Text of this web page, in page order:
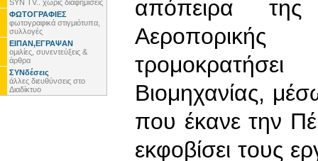
SYN TV.. χωρίς διαφημίσεις
ΦΩΤΟΓΡΑΦΙΕΣ
φωτογραφικά στιγμιότυπα,
συλλογές
ΕΙΠΑΝ,ΕΓΡΑΨΑΝ
ομιλίες, συνεντεύξεις &
άρθρα
ΣΥΝδέσεις
άλλες διευθύνσεις στο
Διαδίκτυο
απόπειρα της
Βιομηχανίας,
που έκανε την
εκφοβίσει τους